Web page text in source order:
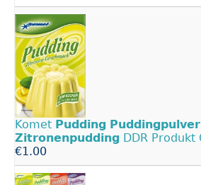
Komet Pudding Puddingpulver
Zitronenpudding DDR Produkt
€1.00